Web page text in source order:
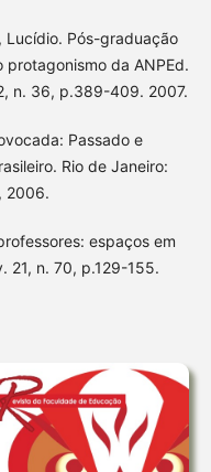
Lucídio. Pós-graduação
protagonismo da ANPEd.
n. 36, p.389-409. 2007.
Passado e
Rio de Janeiro:
2006.
espaços em
21, n. 70, p.129-155.